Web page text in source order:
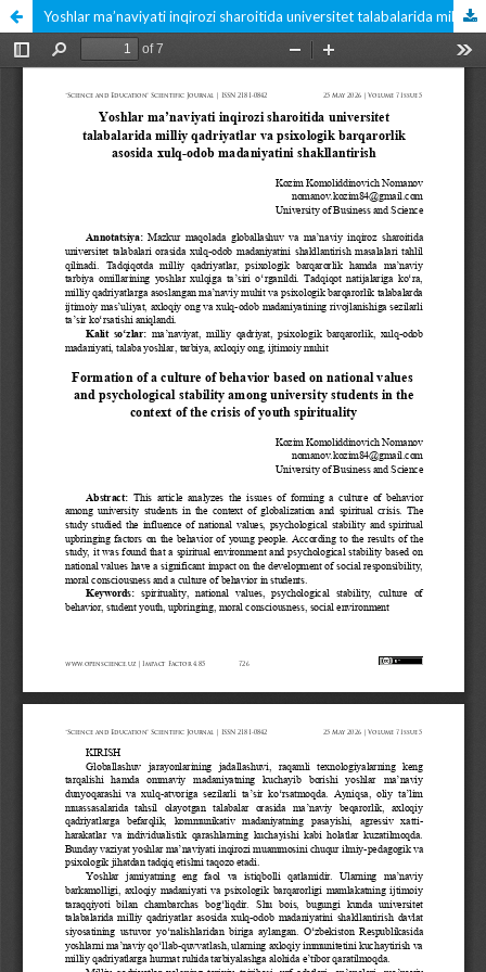
Yoshlar ma’naviyati inqirozi sharoitida universitet talabalarida milliy qadriyatlar va psixologik barqarorlik asosida xulq-odob madaniyatini shakllantirish